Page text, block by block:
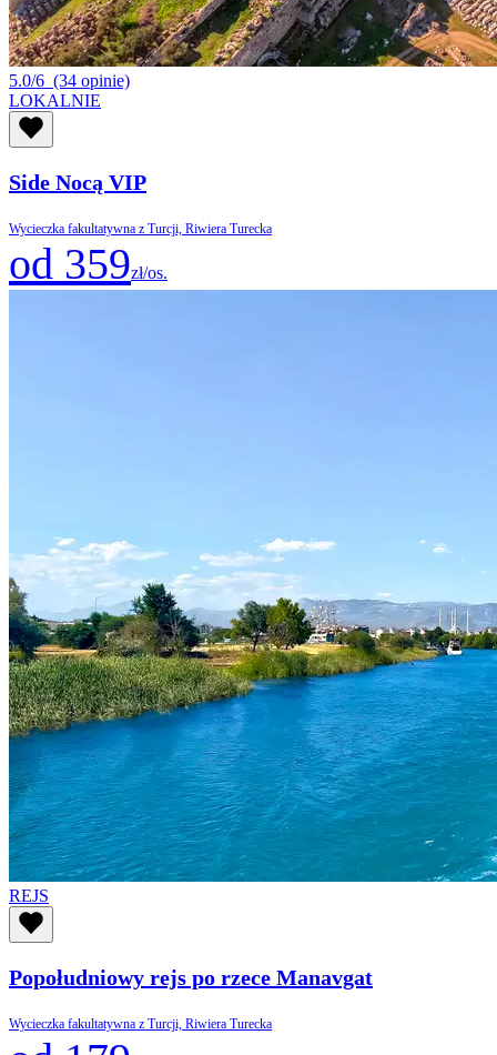
5.0/6 (34 opinie)
LOKALNIE
Side Nocą VIP
Wycieczka fakultatywna z Turcji, Riwiera Turecka
od 359zł/os.
REJS
Popołudniowy rejs po rzece Manavgat
Wycieczka fakultatywna z Turcji, Riwiera Turecka